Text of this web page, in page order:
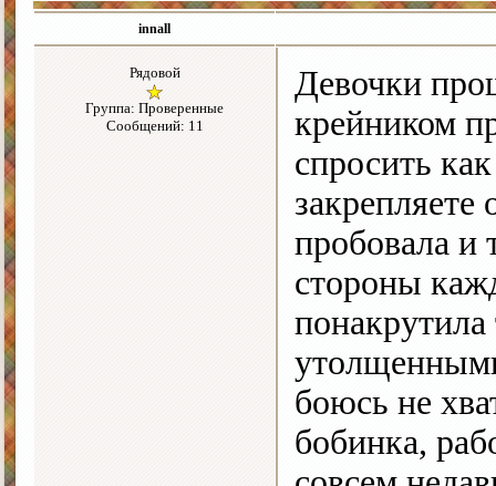
innall
Рядовой
Группа: Проверенные
Сообщений: 11
Девочки
крейником
спросить
пробовала и
стороны
понакрутила
боюсь не
бобинка,